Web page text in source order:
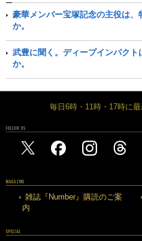
豪華メンバー宝塚記念の主役は
か。
武豊に聞く。ディープインパク
か。
毎日6時・11時・17時に
FOLLOW US
MAGAZINE
雑誌『Number』購読のご案
内
SPECIAL